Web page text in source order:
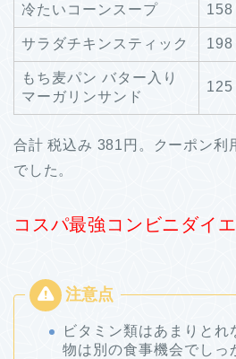
冷たいコーンスープ 158
サラダチキンスティック 198
もち麦パン バター入り
マーガリンサンド
125
合計 税込み 381円。クーポン利
でした。
コスパ最強コンビニダイエ
ビタミン類はあまりとれ
物は別の食事機会でしっ